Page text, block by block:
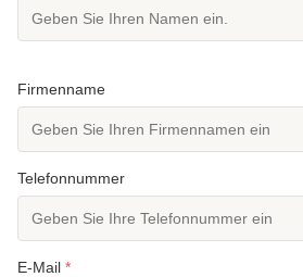
Firmenname
Telefonnummer
E-Mail *